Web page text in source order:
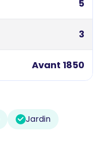
5
3
Avant 1850
Jardin